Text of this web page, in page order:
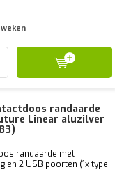
randaarde
Linear aluzilver
randaarde met
en 2 USB poorten (1x type